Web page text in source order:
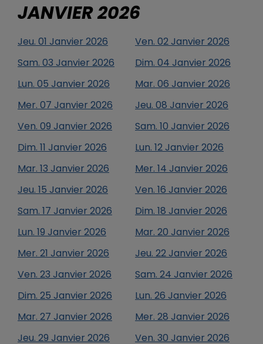
JANVIER2026
Jeu. 01 Janvier 2026 Ven. 02Janvier 2026
Sam. 03 Janvier 2026 Dim. 04 Janvier 2026
Lun. 05 Janvier 2026 Mar. 06 Janvier 2026
Mer. 07 Janvier 2026 Jeu. 08 Janvier 2026
Ven. 09 Janvier 2026 Sam. 10 Janvier 2026
Dim. 11 Janvier 2026 Lun. 12Janvier 2026
Mar. 13 Janvier 2026 Mer. 14 Janvier 2026
Jeu. 15 Janvier 2026 Ven. 16 Janvier 2026
Sam. 17 Janvier 2026 Dim. 18 Janvier 2026
Lun. 19 Janvier 2026 Mar. 20 Janvier 2026
Mer. 21 Janvier 2026 Jeu. 22Janvier 2026
Ven. 23 Janvier 2026 Sam. 24 Janvier 2026
Dim. 25 Janvier 2026 Lun. 26 Janvier 2026
Mar. 27 Janvier 2026 Mer. 28 Janvier 2026
Jeu. 29 Janvier 2026 Ven. 30 Janvier 2026